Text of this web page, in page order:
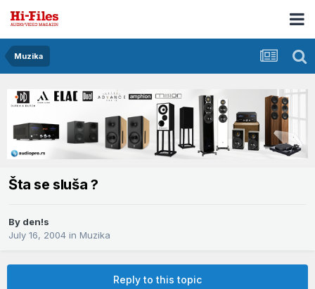
Muzika
Šta se sluša ?
By den!s
July 16, 2004 in Muzika
Reply to this topic